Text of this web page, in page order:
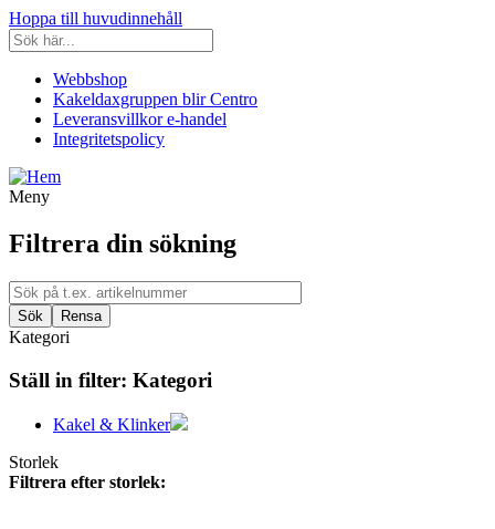
Hoppa till huvudinnehåll
Webbshop
Kakeldaxgruppen blir Centro
Leveransvillkor e-handel
Integritetspolicy
Meny
Filtrera din sökning
Kategori
Ställ in filter: Kategori
Kakel & Klinker
Storlek
Filtrera efter storlek: